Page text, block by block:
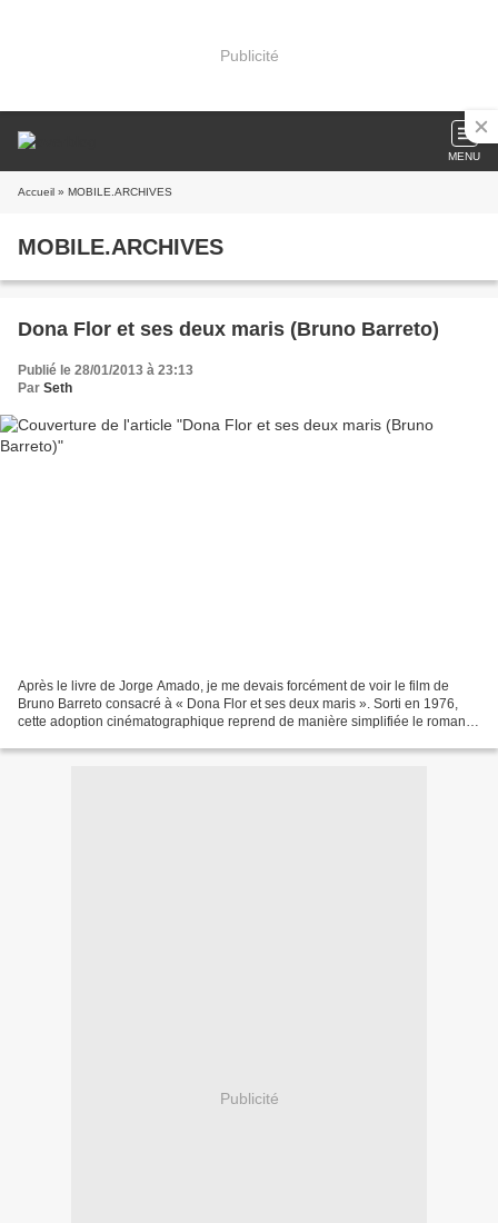
Publicité
MENU
Accueil » MOBILE.ARCHIVES
MOBILE.ARCHIVES
Dona Flor et ses deux maris (Bruno Barreto)
Publié le 28/01/2013 à 23:13
Par Seth
Après le livre de Jorge Amado, je me devais forcément de voir le film de
Bruno Barreto consacré à « Dona Flor et ses deux maris ». Sorti en 1976,
cette adoption cinématographique reprend de manière simplifiée le roman
Publicité